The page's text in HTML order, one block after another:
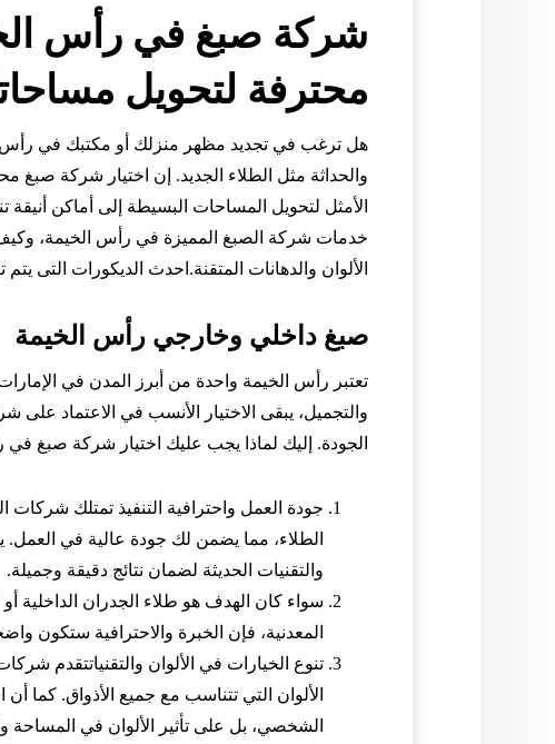
شركة صبغ في رأس
محترفة لتحويل
هل ترغب في تجديد مظهر منزلك أو مكتبك في
والحداثة مثل الطلاء الجديد. إن اختيار شركة
الأمثل لتحويل المساحات البسيطة إلى أماكن
خدمات شركة الصبغ المميزة في رأس الخيمة،
الألوان والدهانات المتقنة.احدث الديكورات التى يتم
صبغ داخلي وخارجي رأس الخيمة
تعتبر رأس الخيمة واحدة من أبرز المدن في
والتجميل، يبقى الاختيار الأنسب في الاعتماد
الجودة. إليك لماذا يجب عليك اختيار شركة صبغ
جودة العمل واحترافية التنفيذ تمتلك
الطلاء، مما يضمن لك جودة عالية في العمل.
والتقنيات الحديثة لضمان نتائج دقيقة وجميلة.
سواء كان الهدف هو طلاء الجدران الداخلية أو
المعدنية، فإن الخبرة والاحترافية ستكون
تنوع الخيارات في الألوان والتقنياتتقدم
الألوان التي تتناسب مع جميع الأذواق. كما أن
الشخصي، بل على تأثير الألوان في المساحة